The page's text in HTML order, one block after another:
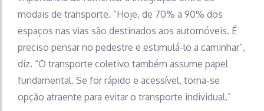
modais de transporte. “Hoje, de 70% a 90% dos
espaços nas vias são destinados aos automóveis. É
preciso pensar no pedestre e estimulá-lo a caminhar”,
diz. “O transporte coletivo também assume papel
fundamental. Se for rápido e acessível, torna-se
opção atraente para evitar o transporte individual.”